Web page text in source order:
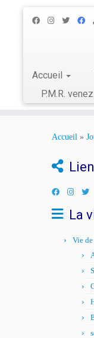
Accueil
P.M.R.
Accueil »
La
Vie